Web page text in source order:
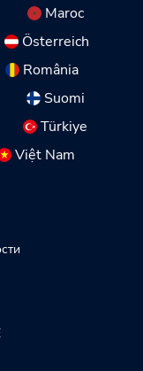
Maroc
Österreich
România
Suomi
Türkiye
Việt Nam